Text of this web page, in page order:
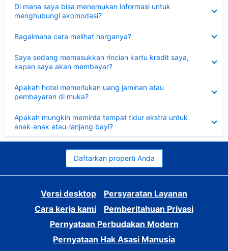
Di mana saya bisa menemukan informasi untuk
menghubungi akomodasi?
Bagaimana cara melihat harganya?
Saya sedang memasukkan rincian kartu kredit saya,
kapan saya akan membayar?
Apakah hotel memerlukan uang jaminan atau
pembayaran di muka?
Apakah mungkin meminta tempat tidur ekstra untuk
anak-anak atau ranjang bayi?
Daftarkan properti Anda
Versi desktop
Persyaratan Layanan
Cara kerja kami
Pemberitahuan Privasi
Pernyataan Perbudakan Modern
Pernyataan Hak Asasi Manusia